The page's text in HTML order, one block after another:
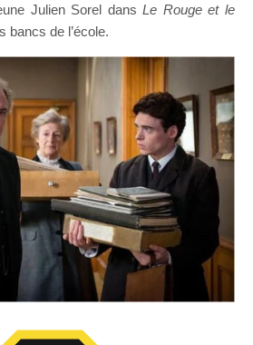
Julien Sorel dansLe Rouge et le
bancs de l’école.